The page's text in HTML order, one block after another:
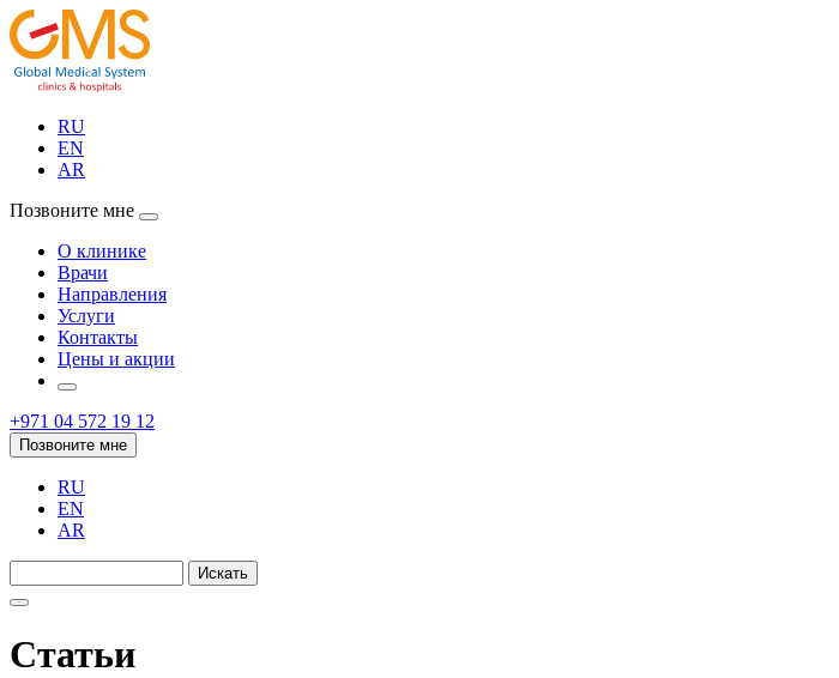
RU
EN
AR
Позвоните мне
О клинике
Врачи
Направления
Услуги
Контакты
Цены и акции
+971 04 572 19 12
Позвоните мне
RU
EN
AR
Статьи